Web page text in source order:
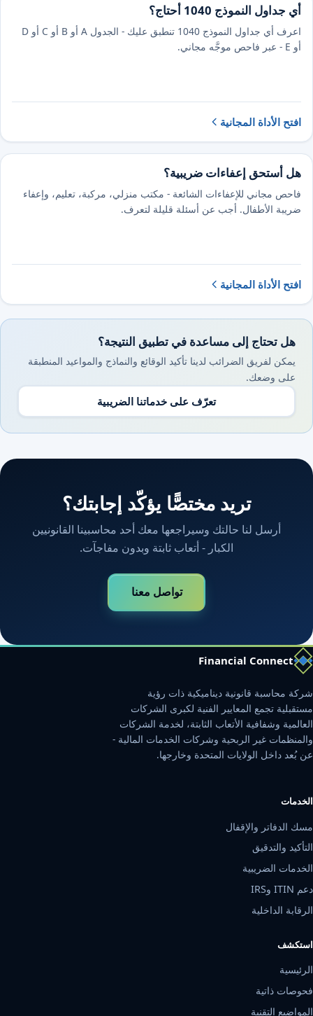
أي جداول النموذج 1040 أحتاج؟
اعرف أي جداول النموذج 1040 تنطبق عليك - الجدول A أو B أو C أو D
أو E - عبر فاحص موجَّه مجاني.
افتح الأداة المجانية
هل أستحق إعفاءات ضريبية؟
فاحص مجاني للإعفاءات الشائعة - مكتب منزلي، مركبة، تعليم، وإعفاء
ضريبة الأطفال. أجب عن أسئلة قليلة لتعرف.
افتح الأداة المجانية
هل تحتاج إلى مساعدة في تطبيق النتيجة؟
يمكن لفريق الضرائب لدينا تأكيد الوقائع والنماذج والمواعيد المنطبقة
على وضعك.
تعرّف على خدماتنا الضريبية
تريد مختصًّا يؤكّد إجابتك؟
أرسل لنا حالتك وسيراجعها معك أحد محاسبينا القانونيين
الكبار - أتعاب ثابتة وبدون مفاجآت.
تواصل معنا
Financial Connect
شركة محاسبة قانونية ديناميكية ذات رؤية
مستقبلية تجمع المعايير الفنية لكبرى الشركات
العالمية وشفافية الأتعاب الثابتة، لخدمة الشركات
والمنظمات غير الربحية وشركات الخدمات المالية -
عن بُعد داخل الولايات المتحدة وخارجها.
الخدمات
مسك الدفاتر والإقفال
التأكيد والتدقيق
الخدمات الضريبية
دعم ITIN وIRS
الرقابة الداخلية
استكشف
الرئيسية
فحوصات ذاتية
المواضيع التقنية